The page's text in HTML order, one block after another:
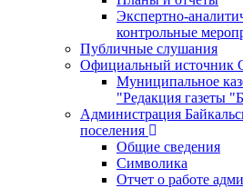
Экспертно-
контрольные
Публичные слушания
Официальный
Муниципальное
"Редакция газеты
Администрация
поселения
Общие сведения
Символика
Отчет о работе